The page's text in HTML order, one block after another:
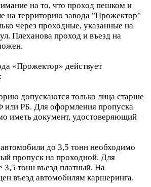
на то, что проход пешком и
на территорию завода "Прожектор"
через проходные, указанные на
Плеханова проход и въезд на
«Прожектор» действует
допускаются только лица старше
или РБ. Для оформления пропуска
иметь документ, удостоверяющий
до 3,5 тонн необходимо
пропуск на проходной. Для
тонн въезд платный. На
въезд автомобилям каршеринга.